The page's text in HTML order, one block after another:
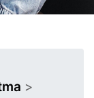
>